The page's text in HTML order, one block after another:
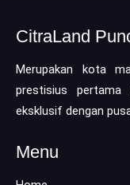
CitraLand
Merupakan kota
prestisius pertama
eksklusif dengan
Menu